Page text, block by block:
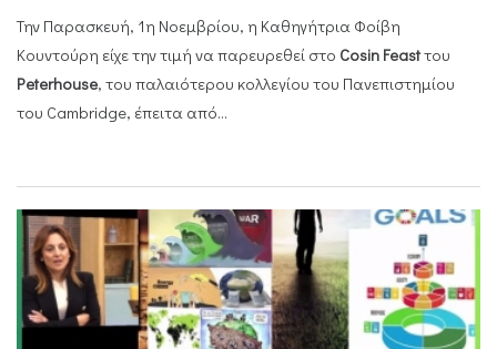
Την Παρασκευή, 1η Νοεμβρίου, η Καθηγήτρια Φοίβη
Κουντούρη είχε την τιμή να παρευρεθεί στο Cosin Feastτου
Peterhouse, του παλαιότερου κολλεγίου του Πανεπιστημίου
του Cambridge, έπειτα από...